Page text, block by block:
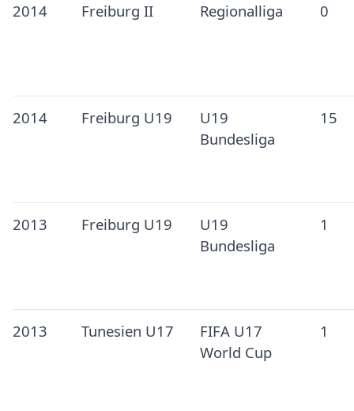
2014 Freiburg II Regionalliga 0
2014 Freiburg U19
U19
Bundesliga
15
2013 Freiburg U19
U19
Bundesliga
1
2013 Tunesien U17
FIFA U17
World Cup
1